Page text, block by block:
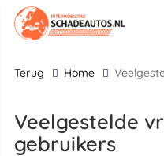
terug Home
Veelgestelde
gebruikers